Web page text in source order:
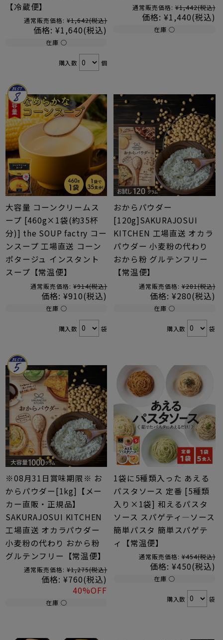
【冷蔵便】
通常販売価格: ¥1,642(税込)
価格: ¥1,640(税込)
在庫 ○
購入数 個
通常販売価格: ¥1,442(税込)
価格: ¥1,440(税込)
在庫 ○
大容量 コーンクリームス
ープ [460g×1袋(約35杯
分)] the SOUP factry コー
ンスープ 工場直送 コーン
ポタージュ インスタント
スープ【常温便】
通常販売価格: ¥914(税込)
価格: ¥910(税込)
在庫 ○
購入数 袋
おからパウダー
[120g]SAKURAJOSUI
KITCHEN 工場直送 オカラ
パウダー 小麦粉の代わり
おから粉 グルテンフリー
【常温便】
通常販売価格: ¥281(税込)
価格: ¥280(税込)
在庫 ○
購入数 袋
※08月31日賞味期限※ お
からパウダー[1kg]【メー
カー直販・正規品】
SAKURAJOSUI KITCHEN
工場直送 オカラパウダー
小麦粉の代わり おから粉
グルテンフリー【常温便】
通常販売価格: ¥1,275(税込)
価格: ¥760(税込)
40%OFF
在庫 ○
1袋に5種類入った あえる
パスタソース 定番 [5種類
入り×1袋] 和えるパスタ
ソース スパゲティ―ソース
簡単パスタ 簡単スパゲテ
ィ【常温便】
通常販売価格: ¥454(税込)
価格: ¥450(税込)
在庫 ○
購入数 袋